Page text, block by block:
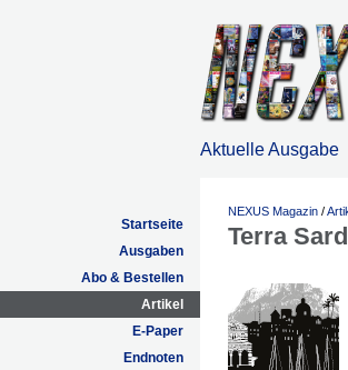
Aktuelle Ausgabe
Startseite
Ausgaben
Abo & Bestellen
Artikel
E-Paper
Endnoten
NEXUS Magazin /
Terra